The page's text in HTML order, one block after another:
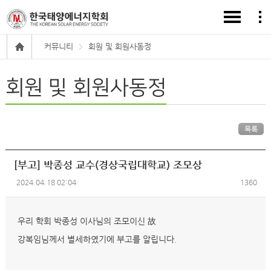
커뮤니티 회원 및 회원사동정
회원 및 회원사동정
목록
[부고] 박종성 교수(경상국립대학교) 조모상
2024.04.18 02:04 1360
우리 학회 박종성 이사님의 조모이신 故
강복임님께서 별세하였기에 부고를 알립니다.